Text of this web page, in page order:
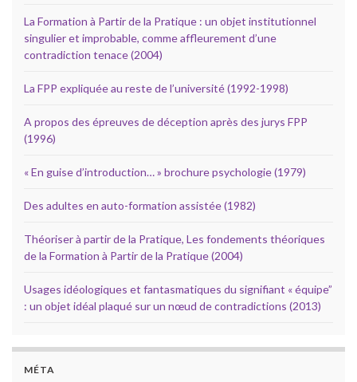
La Formation à Partir de la Pratique : un objet institutionnel
singulier et improbable, comme affleurement d’une
contradiction tenace (2004)
La FPP expliquée au reste de l’université (1992-1998)
A propos des épreuves de déception après des jurys FPP
(1996)
« En guise d’introduction… » brochure psychologie (1979)
Des adultes en auto-formation assistée (1982)
Théoriser à partir de la Pratique, Les fondements théoriques
de la Formation à Partir de la Pratique (2004)
Usages idéologiques et fantasmatiques du signifiant « équipe”
: un objet idéal plaqué sur un nœud de contradictions (2013)
MÉTA